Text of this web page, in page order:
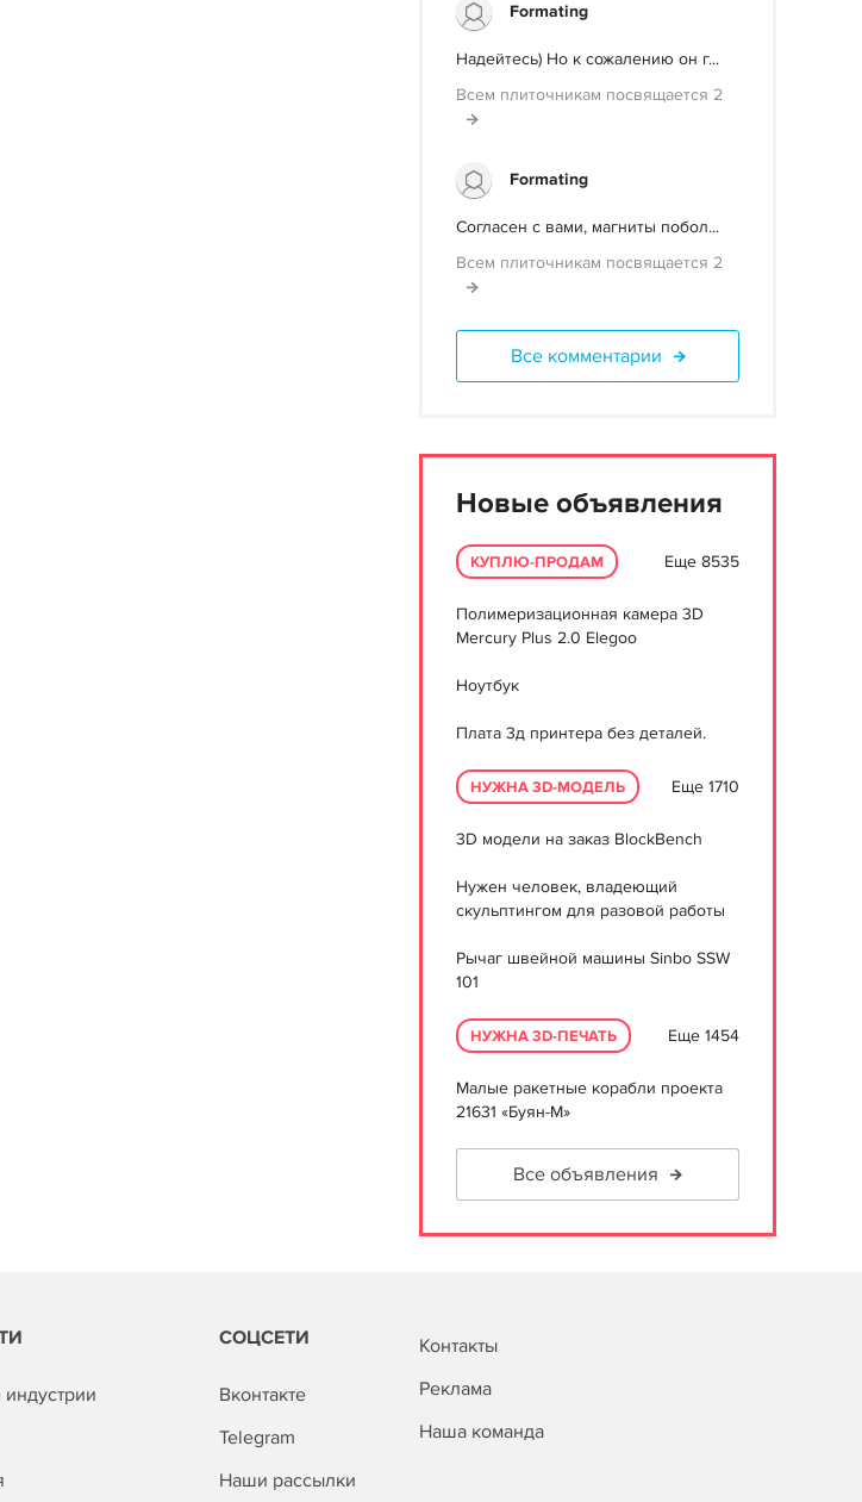
Formating
Надейтесь) Но к сожалению он г...
Всем плиточникам посвящается 2
Formating
Согласен с вами, магниты побол...
Всем плиточникам посвящается 2
Все комментарии
Новые объявления
КУПЛЮ-ПРОДАМ Еще 8535
Полимеризационная камера 3D
Mercury Plus 2.0 Elegoo
Ноутбук
Плата 3д принтера без деталей.
НУЖНА 3D-МОДЕЛЬ Еще 1710
3D модели на заказ BlockBench
Нужен человек, владеющий
скульптингом для разовой работы
Рычаг швейной машины Sinbo SSW
101
НУЖНА 3D-ПЕЧАТЬ Еще 1454
Малые ракетные корабли проекта
21631 «Буян-М»
Все объявления
СОЦСЕТИ
Вконтакте
Telegram
Наши рассылки
Контакты
Реклама
Наша команда